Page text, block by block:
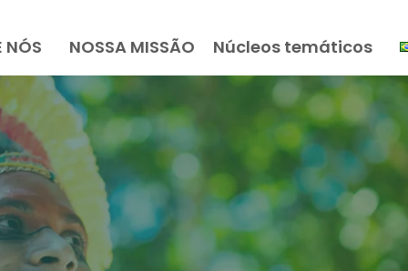
NÓS NOSSA MISSÃO Núcleos temáticos